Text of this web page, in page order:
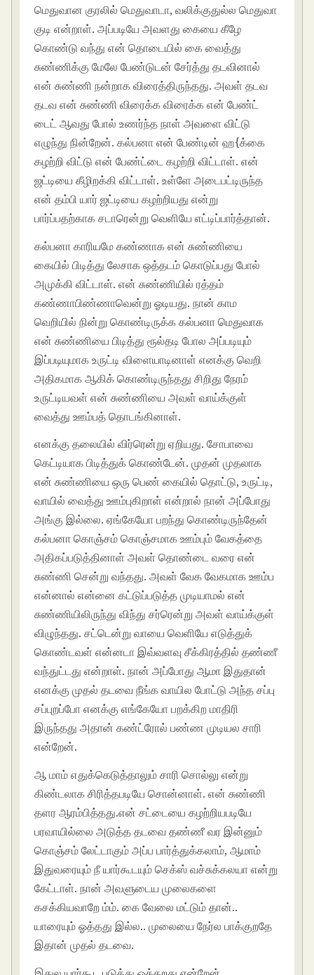
மெதுவான குரலில் மெதுவாடா, வலிக்குதுல்ல மெதுவா
குடி என்றாள். அப்படியே அவளது கையை கீழே
கொண்டு வந்து என் தொடையில் கை வைத்து
சுண்ணிக்கு மேலே பேண்டுடன் சேர்த்து தடவினால்
என் சுண்ணி நன்றாக விரைத்திருந்தது. அவள் தடவ
தடவ என் சுண்ணி விரைக்க விரைக்க என் பேண்ட்
டைட் ஆவது போல் உணர்ந்த நாள் அவளை விட்டு
எழுந்து நின்றேன். கல்பனா என் பேண்டின் ஹ{க்கை
கழற்றி விட்டு என் பேண்ட்டை கழற்றி விட்டாள். என்
ஜட்டியை கீழிறக்கி விட்டாள். உள்ளே அடைபட்டிருந்த
என் தம்பி யார் ஜட்டியை கழற்றியது என்று
பார்ப்பதற்காக சடாரென்று வெளியே எட்டிப்பார்த்தான்.
கல்பனா காரியமே கண்ணாக என் சுண்ணியை
கையில் பிடித்து லேசாக ஒத்தடம் கொடுப்பது போல்
அமுக்கி விட்டாள். என் சுண்ணியில் ரத்தம்
கண்ணாபிண்ணாவென்று ஓடியது. நான் காம
வெறியில் நின்று கொண்டிருக்க கல்பனா மெதுவாக
என் சுண்ணியை பிடித்து ரூல்தடி போல அப்படியும்
இப்படியுமாக உருட்டி விளையாடினாள் எனக்கு வெறி
அதிகமாக ஆகிக் கொண்டிருந்தது சிறிது நேரம்
உருட்டியவள் என் சுண்ணியை அவள் வாய்க்குள்
வைத்து ஊம்பத் தொடங்கினாள்.
எனக்கு தலையில் விர்ரென்று ஏறியது. சோபாவை
கெட்டியாக பிடித்துக் கொண்டேன். முதன் முதலாக
என் சுண்ணியை ஒரு பெண் கையில் தொட்டு, உருட்டி,
வாயில் வைத்து ஊம்புகிறாள் என்றால் நான் அப்போது
அங்கு இல்லை. ஏங்கேயோ பறந்து கொண்டிருந்தேன்
கல்பனா கொஞ்சம் கொஞ்சமாக ஊம்பும் வேகத்தை
அதிகப்படுத்தினாள் அவள் தொண்டை வரை என்
சுண்ணி சென்று வந்தது. அவள் வேக வேகமாக ஊம்ப
என்னால் என்னை கட்டுப்படுத்த முடியாமல் என்
சுண்ணியிலிருந்து விந்து சர்ரென்று அவள் வாய்க்குள்
விழுந்தது. சட்டென்று வாயை வெளியே எடுத்துக்
கொண்டவள் என்னடா இவ்வளவு சீக்கிரத்தில் தண்ணீ
வந்துட்டது என்றாள். நான் அப்போது ஆமா இதுதான்
எனக்கு முதல் தடவை நீங்க வாயில போட்டு அந்த சப்பு
சப்புறப்போ எனக்கு எங்கேயோ பறக்கிற மாதிரி
இருந்தது அதான் கண்ட்ரோல் பண்ண முடியல சாரி
என்றேன்.
ஆ மாம் எதுக்கெடுத்தாலும் சாரி சொல்லு என்று
கிண்டலாக சிரித்தபடியே சொன்னாள். என் சுண்ணி
தளர ஆரம்பித்தது.என் சட்டையை கழற்றியபடியே
பரவாயில்லை அடுத்த தடவை தண்ணீ வர இன்னும்
கொஞ்சம் லேட்டாகும் அப்ப பார்த்துக்கலாம், ஆமாம்
இதுவரையும் நீ யார்கூடயும் செக்ஸ் வச்சுக்கலயா என்று
கேட்டாள். நான் அவளுடைய முலைகளை
கசக்கியவாறே ம்ம். கை வேலை மட்டும் தான்..
யாரையும் ஓத்தது இல்ல.. முலையை நேர்ல பாக்குறதே
இதான் முதல் தடவை.